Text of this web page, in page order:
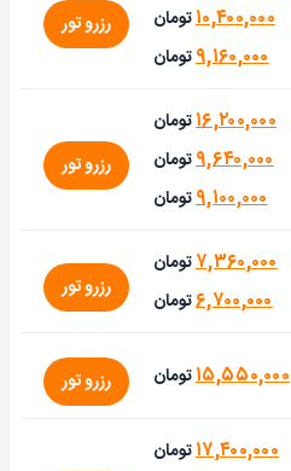
۱۰,۴۰۰,۰۰۰تومان
۹,۱۶۰,۰۰۰تومان
رزرو تور
۱۶,۲۰۰,۰۰۰تومان
۹,۶۴۰,۰۰۰تومان
۹,۱۰۰,۰۰۰تومان
رزرو تور
۷,۳۶۰,۰۰۰تومان
۶,۷۰۰,۰۰۰تومان رزرو تور
۱۵,۵۵۰,۰۰۰تومان رزرو تور
۱۷,۴۰۰,۰۰۰تومان